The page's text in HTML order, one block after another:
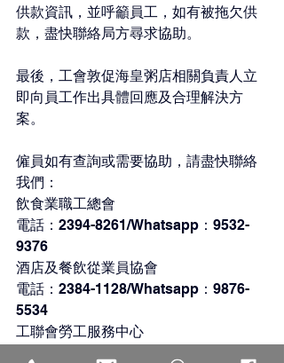
供款資訊，並呼籲員工，如有被拖欠供
款，盡快聯絡局方尋求協助。
最後，工會敦促海皇粥店相關負責人立
即向員工作出具體回應及合理解決方
案。
僱員如有查詢或需要協助，請盡快聯絡
我們：
飲食業職工總會
電話：2394-8261/Whatsapp：9532-
9376
酒店及餐飲從業員協會
電話：2384-1128/Whatsapp：9876-
5534
工聯會勞工服務中心